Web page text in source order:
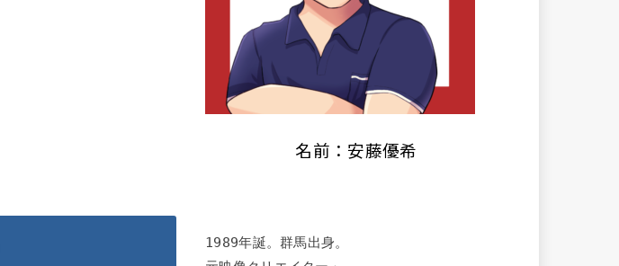
名前：安藤優希
1989年誕。群馬出身。